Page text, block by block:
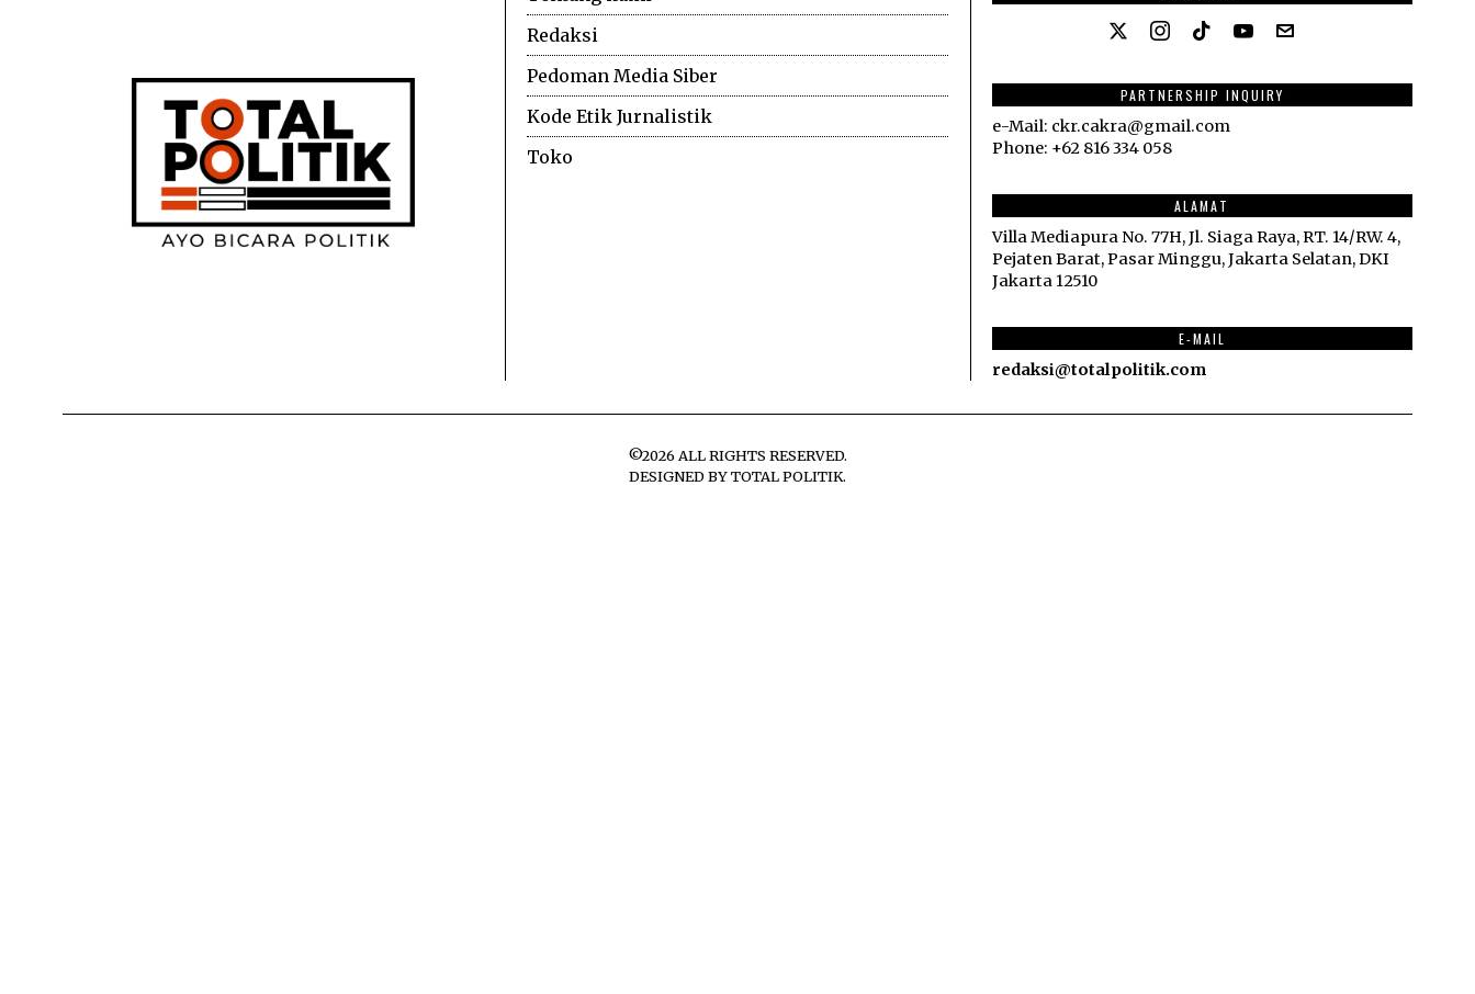
Redaksi
Pedoman Media Siber
Kode Etik Jurnalistik
Toko
PARTNERSHIP INQUIRY
e-Mail: ckr.cakra@gmail.com
Phone: +62 816 334 058
ALAMAT
Villa Mediapura No. 77H, Jl. Siaga Raya, RT. 14/RW. 4,
Pejaten Barat, Pasar Minggu, Jakarta Selatan, DKI
Jakarta 12510
E-MAIL
redaksi@totalpolitik.com
©2026 ALL RIGHTS RESERVED.
DESIGNED BYTOTAL POLITIK.